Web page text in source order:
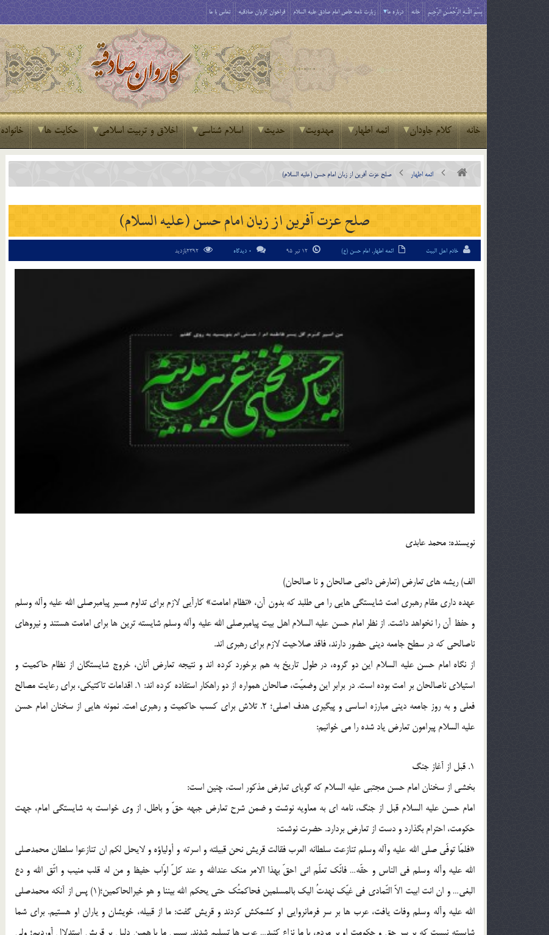
بِسْمِ اللَّـهِ الرَّحْمَـٰنِ الرَّحِيمِ خانه درباره ما زیارت نامه خاص امام صادق علیه السلام فراخوان کاروان صادقیه تماس با ما
خانه کلام جاودان ائمه اطهار مهدویت حدیث اسلام شناسی اخلاق و تربیت اسلامی حکایت ها خانواده
ائمه اطهار صلح عزت آفرين از زبان امام حسن (علیه السلام)
صلح عزت آفرين از زبان امام حسن (علیه السلام)
خادم اهل البیت ائمه اطهار, امام حسن (ع) 0 دیدگاه
نويسنده: محمد عابدي
الف) ريشه هاي تعارض (تعارض دائمي صالحان و نا صالحان)
عهده داري مقام رهبري امت شايستگي هايي را مي طلبد كه بدون آن، «نظام امامت» كارآيي لازم براي تداوم مسير پيامبرصلي الله عليه وآله وسلم
و حفظ آن را نخواهد داشت. از نظر امام حسن عليه السلام اهل بيت پيامبرصلي الله عليه وآله وسلم شايسته ترين ها براي امامت هستند و نيروهاي
ناصالحي كه در سطح جامعه ديني حضور دارند، فاقد صلاحيت لازم براي رهبري اند.
از نگاه امام حسن عليه السلام اين دو گروه، در طول تاريخ به هم برخورد كرده اند و نتيجه تعارض آنان، خروج شايستگان از نظام حاكميت و
استيلاي ناصالحان بر امت بوده است. در برابر اين وضعيّت، صالحان همواره از دو راهكار استفاده كرده اند: 1. اقدامات تاكتيكي، براي رعايت مصالح
فعلي و به روز جامعه ديني مبارزه اساسي و پيگيري هدف اصلي؛ 2. تلاش براي كسب حاكميت و رهبري امت. نمونه هايي از سخنان امام حسن
عليه السلام پيرامون تعارض ياد شده را مي خوانيم:
1. قبل از آغاز جنگ
بخشي از سخنان امام حسن مجتبي عليه السلام كه گوياي تعارض مذكور است، چنين است:
امام حسن عليه السلام قبل از جنگ، نامه اي به معاويه نوشت و ضمن شرح تعارض جبهه حقّ و باطل، از وي خواست به شايستگي امام، جهت
حكومت، احترام بگذارد و دست از تعارض بردارد. حضرت نوشت:
«فلمّا توفّي صلي الله عليه وآله وسلم تنازعت سلطانه العرب فقالت قريش نحن قبيلته و اسرته و أولياؤه و لايحل لكم ان تنازعوا سلطان محمدصلي
الله عليه وآله وسلم في الناس و حقّه… فانّك تعلّم اني احقّ بهذا الامر منك عندالله و عند كلّ اوّاب حفيظ و من له قلب منيب و اتّق الله و دع
البغي… و ان انت ابيت الاّ التّمادي في غيّك نهدتُ اليك بالمسلمين فحاكمتُك حتي يحكم الله بيننا و هو خيرالحاكمين؛(1) پس از آنكه محمدصلي
الله عليه وآله وسلم وفات يافت، عرب ها بر سر فرمانروايي او كشمكش كردند و قريش گفت: ما از قبيله، خويشان و ياران او هستيم. براي شما